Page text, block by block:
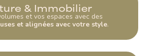
& Immobilier
et vos espaces avec des
et alignées avec votre style.